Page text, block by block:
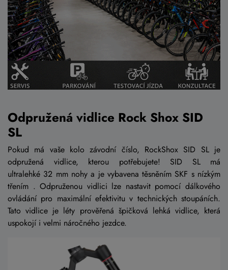
Odpružená vidlice Rock Shox SID
SL
Pokud má vaše kolo závodní číslo, RockShox SID SL je
odpružená vidlice, kterou potřebujete! SID SL má
ultralehké 32 mm nohy a je vybavena těsněním SKF s nízkým
třením . Odpruženou vidlici lze nastavit pomocí dálkového
ovládání pro maximální efektivitu v technických stoupáních.
Tato vidlice je léty prověřená špičková lehká vidlice, která
uspokojí i velmi náročného jezdce.